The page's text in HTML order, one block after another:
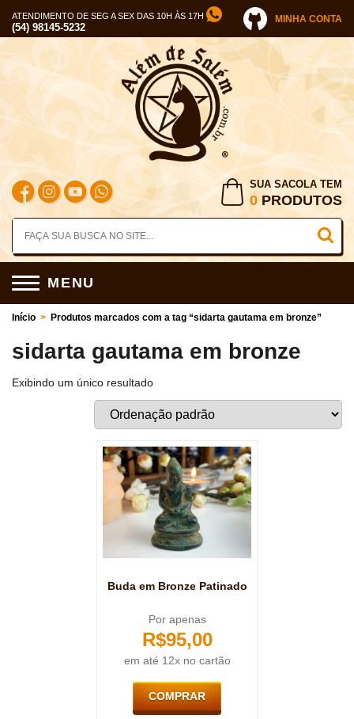
ATENDIMENTO DE SEG A SEX DAS 10H ÀS 17H
(54) 98145-5232
MINHA CONTA
SUA SACOLA TEM
0 PRODUTOS
MENU
Início > Produtos marcados com a tag “sidarta gautama em bronze”
sidarta gautama em bronze
Exibindo um único resultado
Buda em Bronze Patinado
Por apenas
R$95,00
em até 12x no cartão
COMPRAR